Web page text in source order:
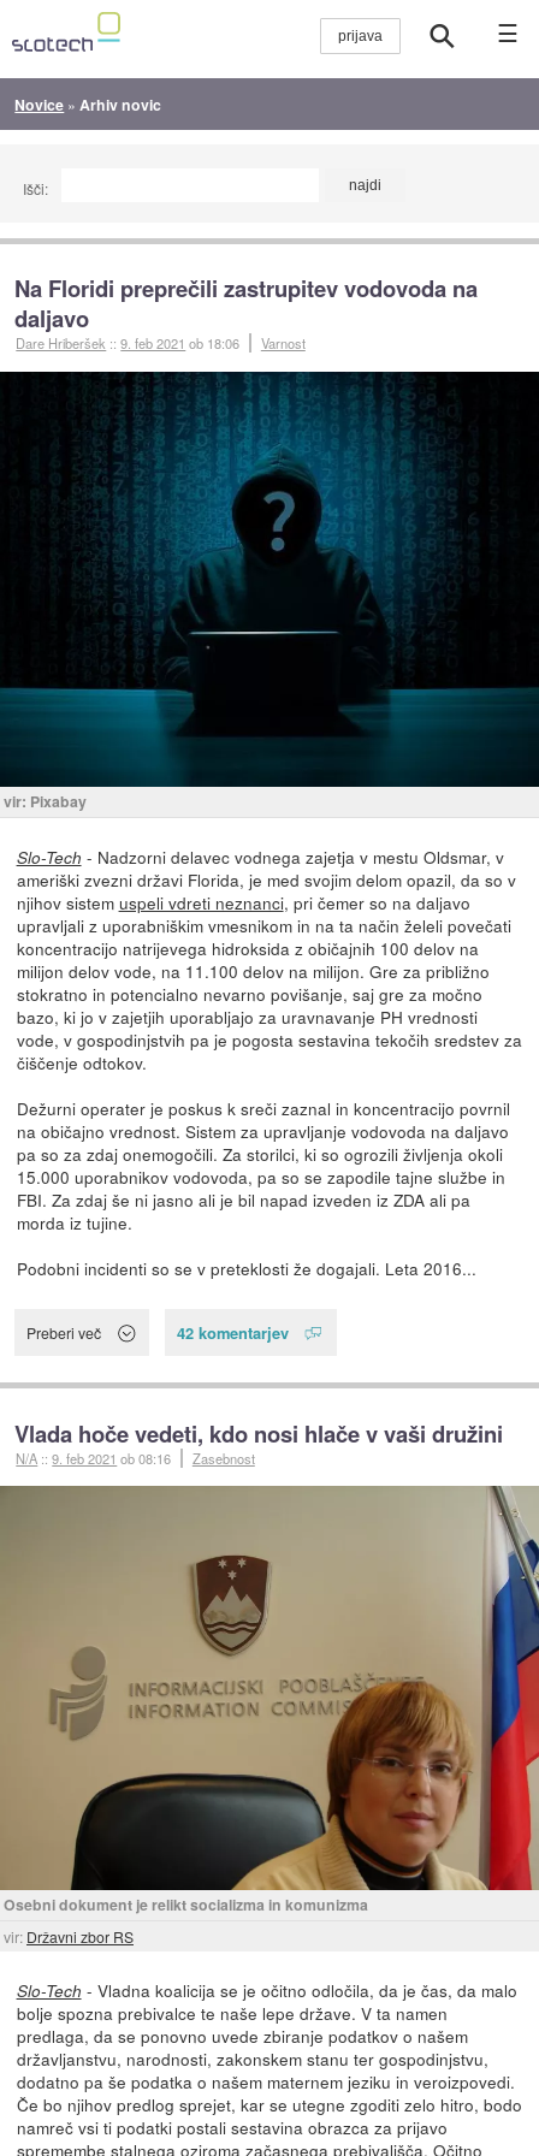
☰
Novice » Arhiv novic
Išči:
Na Floridi preprečili zastrupitev vodovoda na
daljavo
Dare Hriberšek ::9. feb 2021 ob 18:06 Varnost
vir: Pixabay
Slo-Tech - Nadzorni delavec vodnega zajetja v mestu Oldsmar, v
ameriški zvezni državi Florida, je med svojim delom opazil, da so v
njihov sistem uspeli vdreti neznanci, pri čemer so na daljavo
upravljali z uporabniškim vmesnikom in na ta način želeli povečati
koncentracijo natrijevega hidroksida z običajnih 100 delov na
milijon delov vode, na 11.100 delov na milijon. Gre za približno
stokratno in potencialno nevarno povišanje, saj gre za močno
bazo, ki jo v zajetjih uporabljajo za uravnavanje PH vrednosti
vode, v gospodinjstvih pa je pogosta sestavina tekočih sredstev za
čiščenje odtokov.
Dežurni operater je poskus k sreči zaznal in koncentracijo povrnil
na običajno vrednost. Sistem za upravljanje vodovoda na daljavo
pa so za zdaj onemogočili. Za storilci, ki so ogrozili življenja okoli
15.000 uporabnikov vodovoda, pa so se zapodile tajne službe in
FBI. Za zdaj še ni jasno ali je bil napad izveden iz ZDA ali pa
morda iz tujine.
Podobni incidenti so se v preteklosti že dogajali. Leta 2016...
Preberi več 42 komentarjev
Vlada hoče vedeti, kdo nosi hlače v vaši družini
N/A ::9. feb 2021 ob 08:16 Zasebnost
Osebni dokument je relikt socializma in komunizma
vir: Državni zbor RS
Slo-Tech - Vladna koalicija se je očitno odločila, da je čas, da malo
bolje spozna prebivalce te naše lepe države. V ta namen
predlaga, da se ponovno uvede zbiranje podatkov o našem
državljanstvu, narodnosti, zakonskem stanu ter gospodinjstvu,
dodatno pa še podatka o našem maternem jeziku in veroizpovedi.
Če bo njihov predlog sprejet, kar se utegne zgoditi zelo hitro, bodo
namreč vsi ti podatki postali sestavina obrazca za prijavo
spremembe stalnega oziroma začasnega prebivališča. Očitno